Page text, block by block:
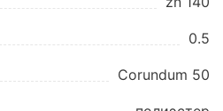
0.5
Corundum 50